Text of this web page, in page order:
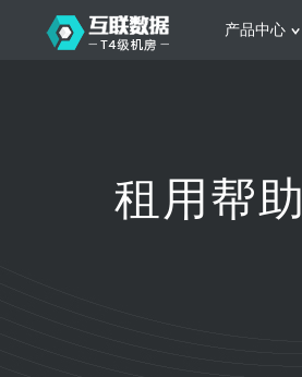
产品中心
日本服务器 新加坡服务器
根据不同规模的网站提供可定制化的架
构和 一站式协助租用帮助